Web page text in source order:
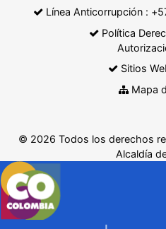
Línea Anticorrupción :
Política
Sitios
Mapa
© 2026 Todos los derechos
Alcaldía